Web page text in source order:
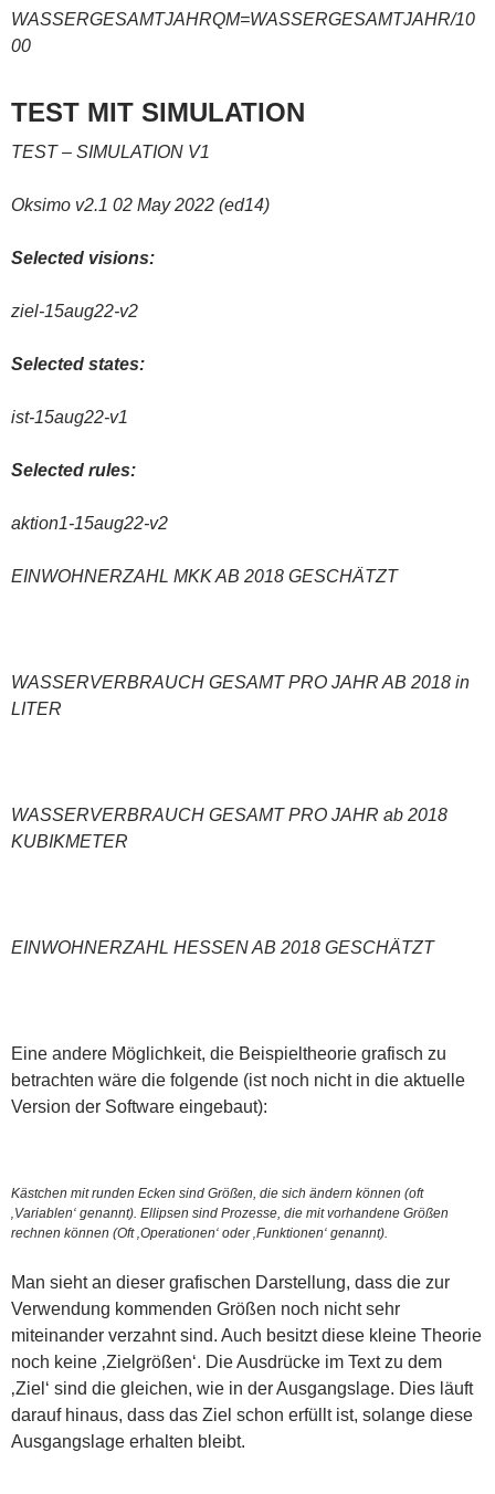
WASSERGESAMTJAHRQM=WASSERGESAMTJAHR/10
00
TEST MIT SIMULATION
TEST – SIMULATION V1
Oksimo v2.1 02 May 2022 (ed14)
Selected visions:
ziel-15aug22-v2
Selected states:
ist-15aug22-v1
Selected rules:
aktion1-15aug22-v2
EINWOHNERZAHL MKK AB 2018 GESCHÄTZT
WASSERVERBRAUCH GESAMT PRO JAHR AB 2018 in
LITER
WASSERVERBRAUCH GESAMT PRO JAHR ab 2018
KUBIKMETER
EINWOHNERZAHL HESSEN AB 2018 GESCHÄTZT
Eine andere Möglichkeit, die Beispieltheorie grafisch zu
betrachten wäre die folgende (ist noch nicht in die aktuelle
Version der Software eingebaut):
Kästchen mit runden Ecken sind Größen, die sich ändern können (oft
‚Variablen‘ genannt). Ellipsen sind Prozesse, die mit vorhandene Größen
rechnen können (Oft ‚Operationen‘ oder ‚Funktionen‘ genannt).
Man sieht an dieser grafischen Darstellung, dass die zur
Verwendung kommenden Größen noch nicht sehr
miteinander verzahnt sind. Auch besitzt diese kleine Theorie
noch keine ‚Zielgrößen‘. Die Ausdrücke im Text zu dem
‚Ziel‘ sind die gleichen, wie in der Ausgangslage. Dies läuft
darauf hinaus, dass das Ziel schon erfüllt ist, solange diese
Ausgangslage erhalten bleibt.